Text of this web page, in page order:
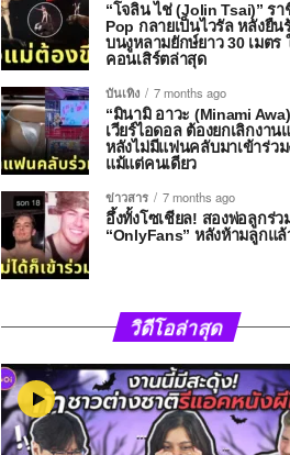
“โจลิน ไช่ (Jolin Tsai)” รา
Pop กลายเป็นไวรัล หลังยืน
บนงูหลามยักษ์ยาว 30 เมตร
คอนเสิร์ตล่าสุด
บันเทิง
7 months ago
“มินามิ อาวะ (Minami
เวียร์ไอดอล ต้องยกเลิกงา
หลังไม่มีแฟนคลับมาเข้าร่ว
แม้แต่คนเดียว
ข่าวสาร
7 months ago
อึ้งทั้งโซเชียล! สองพ่อลูกร่ว
“OnlyFans” หลังห้ามลูกแล้
วิดีโอล่าสุด